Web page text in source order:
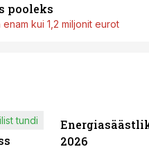
pooleks
kui 1,2 miljonit eurot
tundi
2026